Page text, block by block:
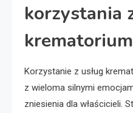
korzystania
Korzystanie z usług
z wieloma silnymi
zniesienia dla właścicieli.